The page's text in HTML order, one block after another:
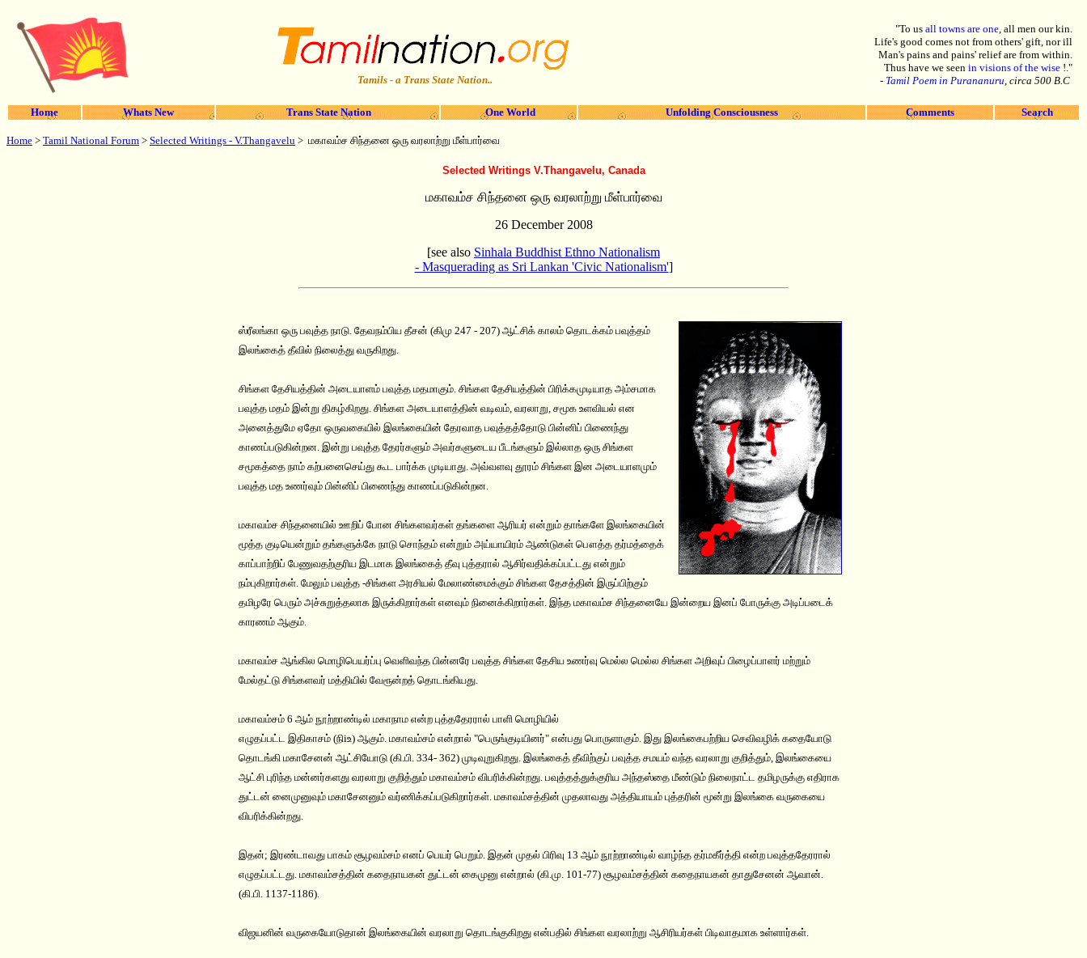
Tamils - a Trans State Nation..
"To us all towns are one, all men our kin.
Life's good comes not from others' gift, nor ill
Man's pains and pains' relief are from within.
Thus have we seen in visions of the wise !."
- Tamil Poem in Purananuru, circa 500 B.C
Home Whats New Trans State Nation One World Unfolding Consciousness Comments Search
Home > Tamil National Forum > Selected Writings - V.Thangavelu > மகாவம்ச சிந்தனை ஒரு வரலாற்று மீள்பார்வை
Selected Writings V.Thangavelu, Canada
மகாவம்ச சிந்தனை ஒரு வரலாற்று மீள்பார்வை
26 December 2008
[see also Sinhala Buddhist Ethno Nationalism
- Masquerading as Sri Lankan 'Civic Nationalism']
ஸ்ரீலங்கா ஒரு பவுத்த நாடு. தேவநம்பிய தீசன் (கிமு 247 - 207) ஆட்சிக் காலம் தொடக்கம் பவுத்தம்
இலங்கைத் தீவில் நிலைத்து வருகிறது.
சிங்கள தேசியத்தின் அடையாளம் பவுத்த மதமாகும். சிங்கள தேசியத்தின் பிரிக்கமுடியாத அம்சமாக
பவுத்த மதம் இன்று திகழ்கிறது. சிங்கள அடையாளத்தின் வடிவம், வரலாறு, சமூக உளவியல் என
அனைத்துமே ஏதோ ஒருவகையில் இலங்கையின் தேரவாத பவுத்தத்தோடு பின்னிப் பிணைந்து
காணப்படுகின்றன. இன்று பவுத்த தேரர்களும் அவர்களுடைய பீடங்களும் இல்லாத ஒரு சிங்கள
சமூகத்தை நாம் கற்பனைசெய்து கூட பார்க்க முடியாது. அவ்வளவு தூரம் சிங்கள இன அடையாளமும்
பவுத்த மத உணர்வும் பின்னிப் பிணைந்து காணப்படுகின்றன.
மகாவம்ச சிந்தனையில் ஊறிப் போன சிங்களவர்கள் தங்களை ஆரியர் என்றும் தாங்களே இலங்கையின்
மூத்த குடியென்றும் தங்களுக்கே நாடு சொந்தம் என்றும் அய்யாயிரம் ஆண்டுகள் பௌத்த தர்மத்தைக்
காப்பாற்றிப் பேணுவதற்குரிய இடமாக இலங்கைத் தீவு புத்தரால் ஆசிர்வதிக்கப்பட்டது என்றும்
நம்புகிறார்கள். மேலும் பவுத்த -சிங்கள அரசியல் மேலாண்மைக்கும் சிங்கள தேசத்தின் இருப்பிற்கும்
தமிழரே பெரும் அச்சுறுத்தலாக இருக்கிறார்கள் எனவும் நினைக்கிறார்கள். இந்த மகாவம்ச சிந்தனையே இன்றைய இனப் போருக்கு அடிப்படைக்
காரணம் ஆகும்.
மகாவம்ச ஆங்கில மொழிபெயர்ப்பு வெளிவந்த பின்னரே பவுத்த சிங்கள தேசிய உணர்வு மெல்ல மெல்ல சிங்கள அறிவுப் பிழைப்பாளர் மற்றும்
மேல்தட்டு சிங்களவர் மத்தியில் வேரூன்றத் தொடங்கியது.
மகாவம்சம் 6 ஆம் நூற்றாண்டில் மகாநாம என்ற புத்ததேரரால் பாளி மொழியில்
எழுதப்பட்ட இதிகாசம் (நிiஉ) ஆகும். மகாவம்சம் என்றால் "பெருங்குடியினர்" என்பது பொருளாகும். இது இலங்கைபற்றிய செவிவழிக் கதையோடு
தொடங்கி மகாசேனன் ஆட்சியோடு (கி.பி. 334- 362) முடிவுறுகிறது. இலங்கைத் தீவிற்குப் பவுத்த சமயம் வந்த வரலாறு குறித்தும், இலங்கையை
ஆட்சி புரிந்த மன்னர்களது வரலாறு குறித்தும் மகாவம்சம் விபரிக்கின்றது. பவுத்தத்துக்குரிய அந்தஸ்தை மீண்டும் நிலைநாட்ட தமிழருக்கு எதிராக
துட்டன் னைமுனுவும் மகாசேனனும் வர்ணிக்கப்படுகிறார்கள். மகாவம்சத்தின் முதலாவது அத்தியாயம் புத்தரின் மூன்று இலங்கை வருகையை
விபரிக்கின்றது.
இதன்; இரண்டாவது பாகம் சூழவம்சம் எனப் பெயர் பெறும். இதன் முதல் பிரிவு 13 ஆம் நூற்றாண்டில் வாழ்ந்த தர்மகீர்த்தி என்ற பவுத்ததேரரால்
எழுதப்பட்டது. மகாவம்சத்தின் கதைநாயகன் துட்டன் கைமுனு என்றால் (கி.மு. 101-77) சூழவம்சத்தின் கதைநாயகன் தாதுசேனன் ஆவான்.
(கி.பி. 1137-1186).
விஜயனின் வருகையோடுதான் இலங்கையின் வரலாறு தொடங்குகிறது என்பதில் சிங்கள வரலாற்று ஆசிரியர்கள் பிடிவாதமாக உள்ளார்கள்.